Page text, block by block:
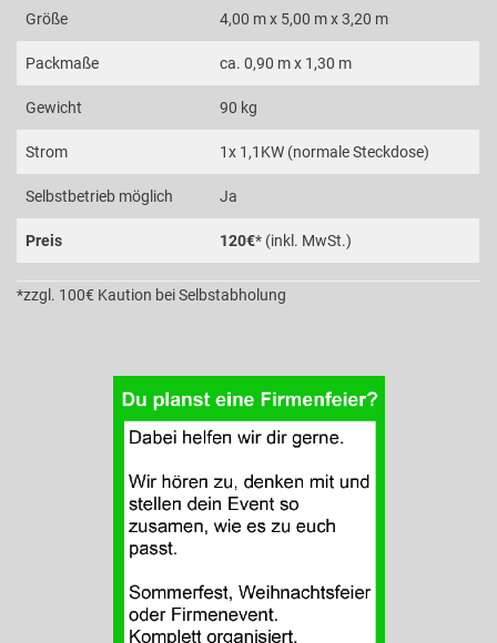
Größe 4,00 m x 5,00 m x 3,20 m
Packmaße ca. 0,90 m x 1,30 m
Gewicht 90 kg
Strom 1x 1,1KW (normale Steckdose)
Selbstbetrieb möglich Ja
Preis 120€* (inkl. MwSt.)
*zzgl. 100€ Kaution bei Selbstabholung